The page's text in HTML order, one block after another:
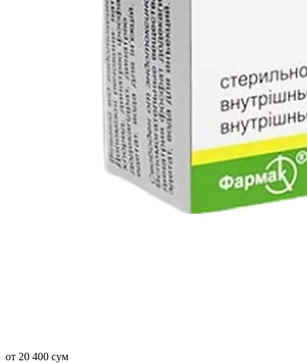
от 20 400 сум